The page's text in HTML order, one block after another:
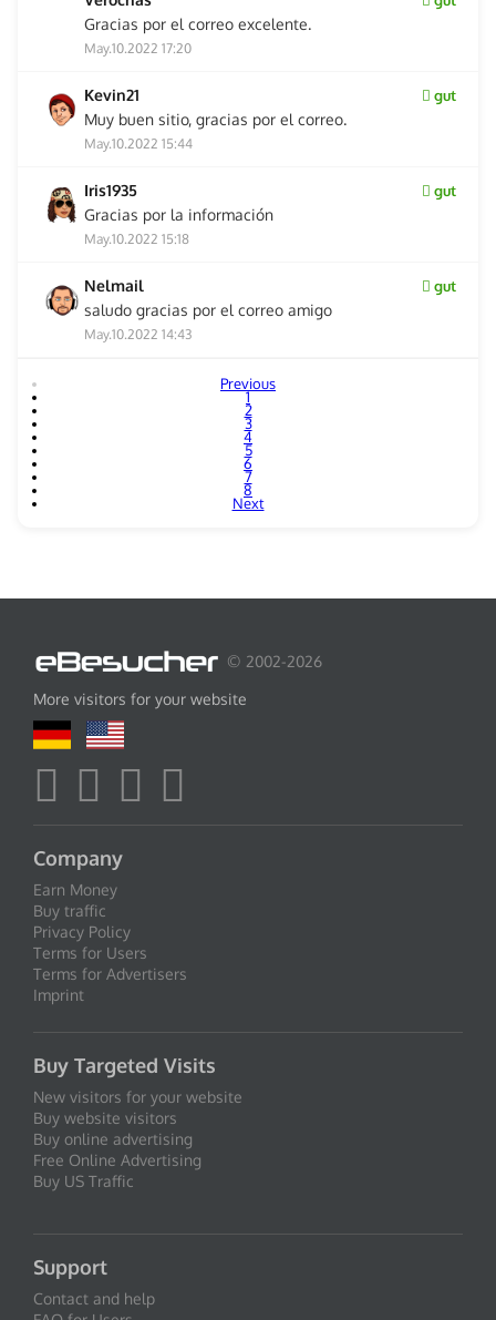
Gracias por el correo excelente.
May.10.2022 17:20
Kevin21 gut
Muy buen sitio, gracias por el correo.
May.10.2022 15:44
Iris1935 gut
Gracias por la información
May.10.2022 15:18
Nelmail gut
saludo gracias por el correo amigo
May.10.2022 14:43
Previous
1
2
3
4
5
6
7
8
Next
© 2002-2026
More visitors for your website
Company
Earn Money
Buy traffic
Privacy Policy
Terms for Users
Terms for Advertisers
Imprint
Buy Targeted Visits
New visitors for your website
Buy website visitors
Buy online advertising
Free Online Advertising
Buy US Traffic
Support
Contact and help